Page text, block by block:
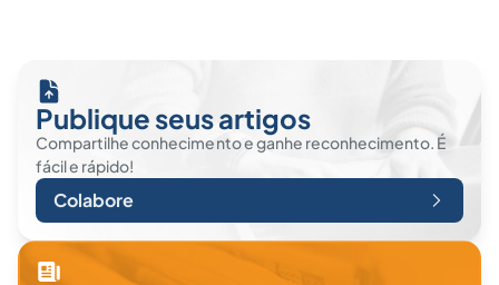
Publique seus artigos
Compartilhe conhecimento e ganhe reconhecimento. É
fácil e rápido!
Colabore